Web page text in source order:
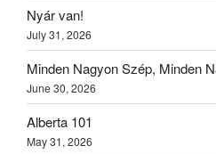
Nyár van!
July 31, 2026
Minden Nagyon Szép, Minden
June 30, 2026
Alberta 101
May 31, 2026